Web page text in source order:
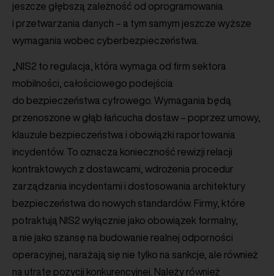
jeszcze głębszą zależność od oprogramowania
i przetwarzania danych – a tym samym jeszcze wyższe
wymagania wobec cyberbezpieczeństwa.
„NIS2 to regulacja, która wymaga od firm sektora
mobilności, całościowego podejścia
do bezpieczeństwa cyfrowego. Wymagania będą
przenoszone w głąb łańcucha dostaw – poprzez umowy,
klauzule bezpieczeństwa i obowiązki raportowania
incydentów. To oznacza konieczność rewizji relacji
kontraktowych z dostawcami, wdrożenia procedur
zarządzania incydentami i dostosowania architektury
bezpieczeństwa do nowych standardów. Firmy, które
potraktują NIS2 wyłącznie jako obowiązek formalny,
a nie jako szansę na budowanie realnej odporności
operacyjnej, narażają się nie tylko na sankcje, ale również
na utratę pozycji konkurencyjnej. Należy również